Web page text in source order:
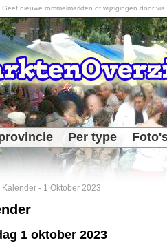
nieuwe rommelmarkten of wijzigingen door via
Per type
Kalender - 1 Oktober 2023
1 oktober 2023